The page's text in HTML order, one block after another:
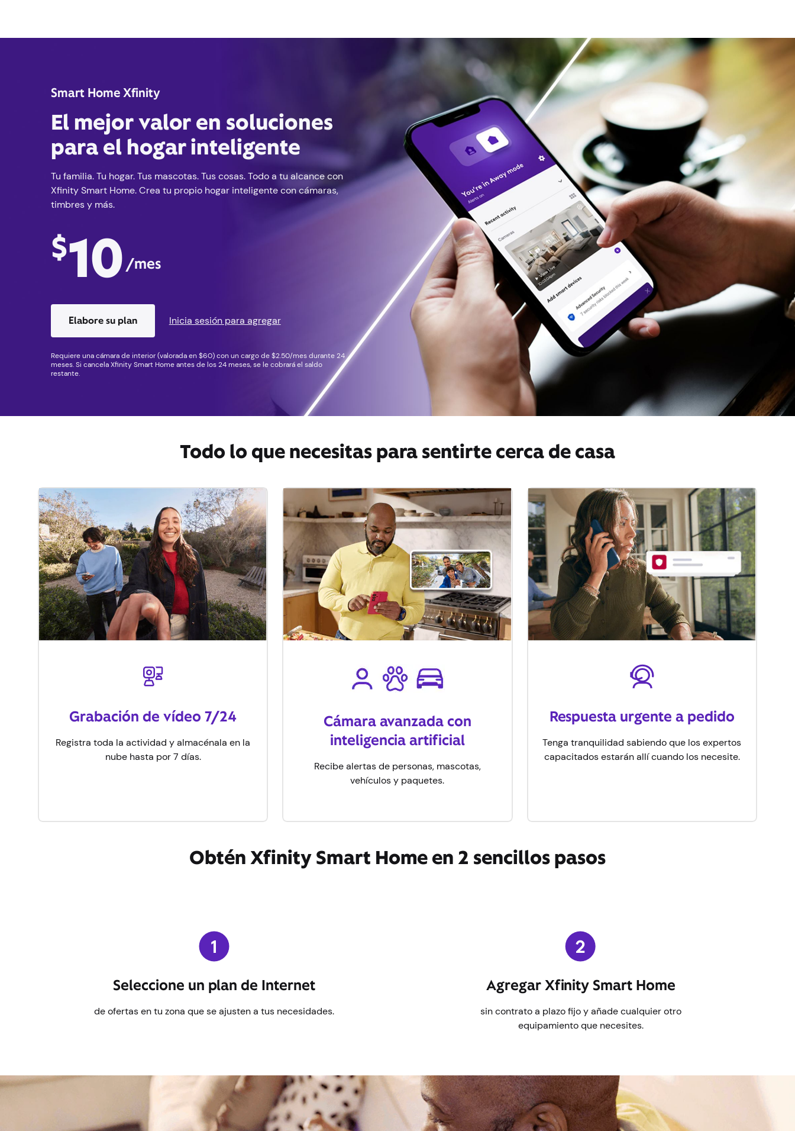
Smart Home Xfinity
El mejor valor en soluciones
para el hogar inteligente
Tu familia. Tu hogar. Tus mascotas. Tus cosas. Todo a tu alcance con
Xfinity Smart Home. Crea tu propio hogar inteligente con cámaras,
timbres y más.
$10 /mes
Elabore su plan Inicia sesión para agregar
Requiere una cámara de interior (valorada en $60) con un cargo de $2.50/mes durante 24
meses. Si cancela Xfinity Smart Home antes de los 24 meses, se le cobrará el saldo
restante.
Todo lo que necesitas para sentirte cerca de casa
Grabación de vídeo 7/24
Registra toda la actividad y almacénala en la
nube hasta por 7 días.
Cámara avanzada con
inteligencia artificial
Recibe alertas de personas, mascotas,
vehículos y paquetes.
Respuesta urgente a pedido
Tenga tranquilidad sabiendo que los expertos
capacitados estarán allí cuando los necesite.
Obtén Xfinity Smart Home en 2 sencillos pasos
Seleccione un plan de Internet
de ofertas en tu zona que se ajusten a tus necesidades.
Agregar Xfinity Smart Home
sin contrato a plazo fijo y añade cualquier otro
equipamiento que necesites.